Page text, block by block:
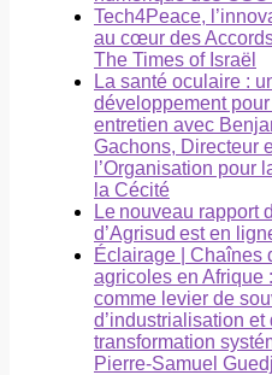
Tech4Peace,
au cœur des
The Times of Israël
La santé oculaire :
développement pour
entretien avec
Gachons, Directeur
l’Organisation pour
la Cécité
Le nouveau rapport
d’Agrisud est en
Éclairage | Chaînes
agricoles en Afrique
comme levier de
d’industrialisation et
transformation
Pierre-Samuel